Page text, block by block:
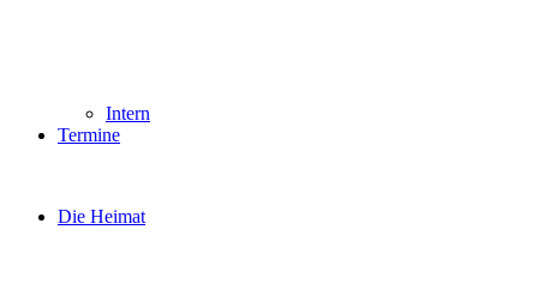
Intern
Termine
Die Heimat